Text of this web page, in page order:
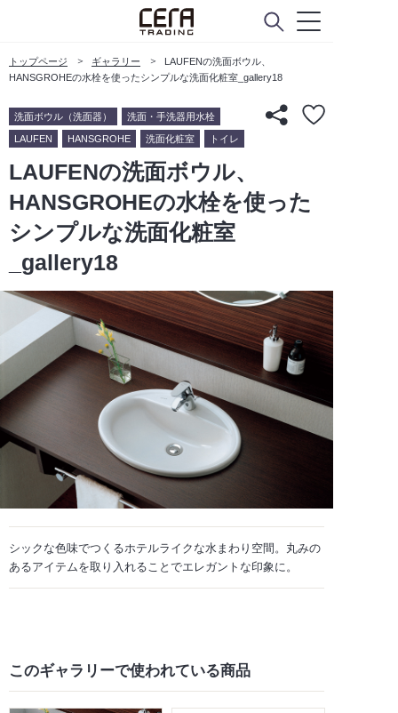
トップページ ギャラリー
LAUFENの洗面ボウル、
HANSGROHEの水栓を使ったシンプルな洗面化粧室_gallery18
洗面ボウル（洗面器） 洗面・手洗器用水栓
LAUFEN HANSGROHE 洗面化粧室 トイレ
LAUFENの洗面ボウル、
HANSGROHEの水栓を使った
シンプルな洗面化粧室
_gallery18
シックな色味でつくるホテルライクな水まわり空間。丸みの
あるアイテムを取り入れることでエレガントな印象に。
このギャラリーで使われている商品